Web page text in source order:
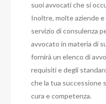
suoi avvocati che si
Inoltre, molte aziende
servizio di consulenza
avvocato in materia di
fornirà un elenco di
requisiti e degli
che la tua successione
cura e competenza.